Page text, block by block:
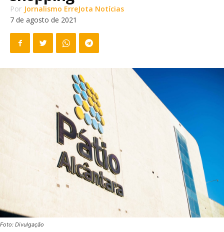
Por Jornalismo ErreJota Notícias
7 de agosto de 2021
Foto: Divulgação